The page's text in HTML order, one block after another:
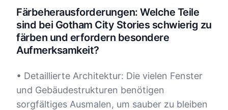
Färbeherausforderungen: Welche Teile
sind bei Gotham City Stories schwierig zu
färben und erfordern besondere
Aufmerksamkeit?
• Detaillierte Architektur: Die vielen Fenster
und Gebäudestrukturen benötigen
sorgfältiges Ausmalen, um sauber zu bleiben